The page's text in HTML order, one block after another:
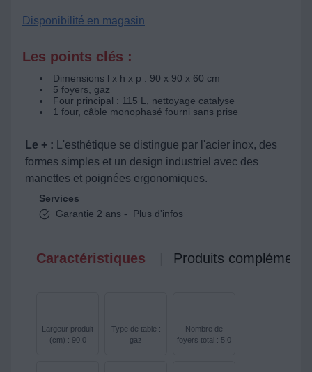
Disponibilité en magasin
Les points clés :
Dimensions l x h x p : 90 x 90 x 60 cm
5 foyers, gaz
Four principal : 115 L, nettoyage catalyse
1 four, câble monophasé fourni sans prise
Le + :
L'esthétique se distingue par l'acier inox, des
formes simples et un design industriel avec des
manettes et poignées ergonomiques.
Services
Garantie 2 ans -
Plus d'infos
Caractéristiques Produits
Largeur produit
(cm) : 90.0
Type de table :
gaz
Nombre de
foyers total : 5.0